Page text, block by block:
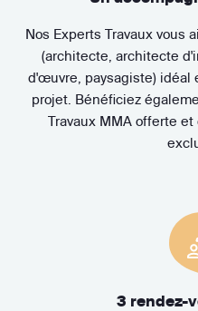
Nos Experts Travaux vous
(architecte, architecte
d'œuvre, paysagiste) idéal
projet. Bénéficiez
Travaux MMA offerte
3 rendez-